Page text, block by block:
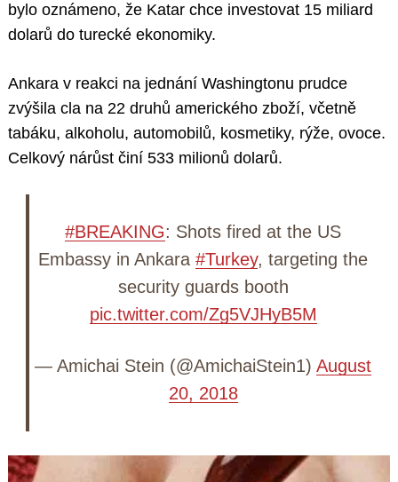
bylo oznámeno, že Katar chce investovat 15 miliard
dolarů do turecké ekonomiky.
Ankara v reakci na jednání Washingtonu prudce
zvýšila cla na 22 druhů amerického zboží, včetně
tabáku, alkoholu, automobilů, kosmetiky, rýže, ovoce.
Celkový nárůst činí 533 milionů dolarů.
#BREAKING: Shots fired at the US
Embassy in Ankara #Turkey, targeting the
security guards booth
pic.twitter.com/Zg5VJHyB5M
— Amichai Stein (@AmichaiStein1) August
20, 2018